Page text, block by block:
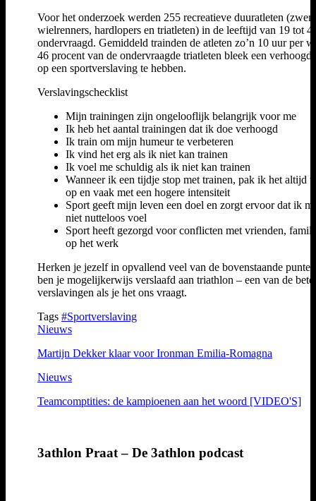
Voor het onderzoek werden 255 recreatieve duuratleten
wielrenners, hardlopers en triatleten) in de leeftijd van 19 tot
ondervraagd. Gemiddeld trainden de atleten zo’n 10 uur per
46 procent van de ondervraagde triatleten bleek een
op een sportverslaving te hebben.
Verslavingschecklist
Mijn trainingen zijn ongelooflijk belangrijk voor me
Ik heb het aantal trainingen dat ik doe verhoogd
Ik train om mijn humeur te verbeteren
Ik vind het erg als ik niet kan trainen
Ik voel me schuldig als ik niet kan trainen
Wanneer ik een tijdje stop met trainen, pak ik het altijd
op en vaak met een hogere intensiteit
Sport geeft mijn leven een doel en zorgt ervoor dat ik
niet nutteloos voel
Sport heeft gezorgd voor conflicten met vrienden,
op het werk
Herken je jezelf in opvallend veel van de bovenstaande
ben je mogelijkerwijs verslaafd aan triathlon – een van de
verslavingen als je het ons vraagt.
Tags #Sportverslaving
Nieuws
Martijn Dekker klaar voor Ironman Emilia-Romagna
Nieuws
Teamcomptities: de kampioenen aan het woord [VIDEO'S]
3athlon Praat – De 3athlon podcast